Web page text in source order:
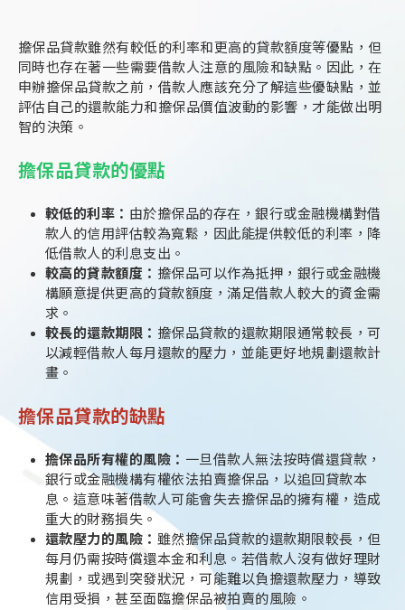
擔保品貸款雖然有較低的利率和更高的貸款額度等優點，但
同時也存在著一些需要借款人注意的風險和缺點。因此，在
申辦擔保品貸款之前，借款人應該充分了解這些優缺點，並
評估自己的還款能力和擔保品價值波動的影響，才能做出明
智的決策。
擔保品貸款的優點
較低的利率： 由於擔保品的存在，銀行或金融機構對借
款人的信用評估較為寬鬆，因此能提供較低的利率，降
低借款人的利息支出。
較高的貸款額度： 擔保品可以作為抵押，銀行或金融機
構願意提供更高的貸款額度，滿足借款人較大的資金需
求。
較長的還款期限： 擔保品貸款的還款期限通常較長，可
以減輕借款人每月還款的壓力，並能更好地規劃還款計
畫。
擔保品貸款的缺點
擔保品所有權的風險： 一旦借款人無法按時償還貸款，
銀行或金融機構有權依法拍賣擔保品，以追回貸款本
息。這意味著借款人可能會失去擔保品的擁有權，造成
重大的財務損失。
還款壓力的風險： 雖然擔保品貸款的還款期限較長，但
每月仍需按時償還本金和利息。若借款人沒有做好理財
規劃，或遇到突發狀況，可能難以負擔還款壓力，導致
信用受損，甚至面臨擔保品被拍賣的風險。